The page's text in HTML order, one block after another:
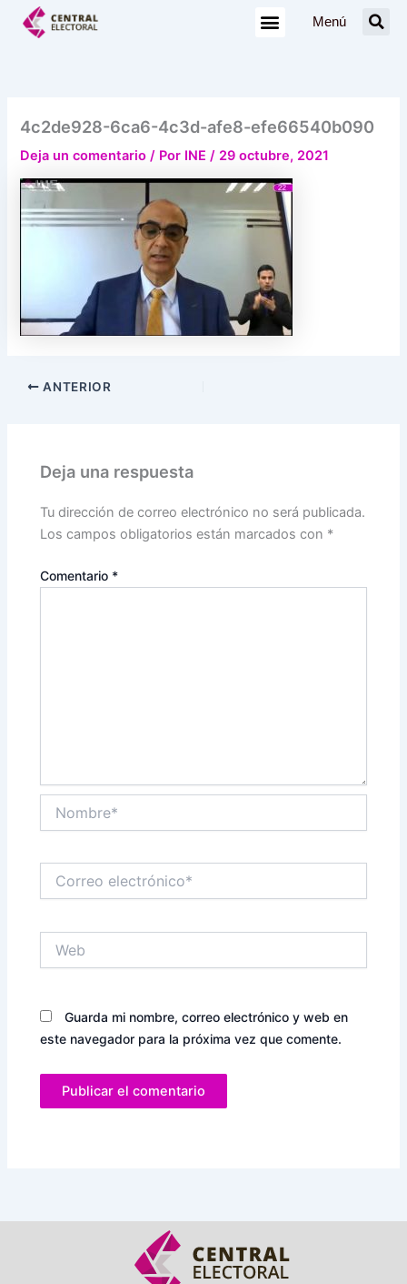
Menú
4c2de928-6ca6-4c3d-afe8-efe66540b090
Deja un comentario / Por INE/ 29 octubre, 2021
ANTERIOR
Deja una respuesta
Tu dirección de correo electrónico no será publicada.
Los campos obligatorios están marcados con *
Comentario *
electrónico*
Guarda mi nombre, correo electrónico y web en
este navegador para la próxima vez que comente.